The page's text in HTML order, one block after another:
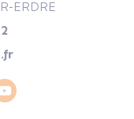
ERDRE